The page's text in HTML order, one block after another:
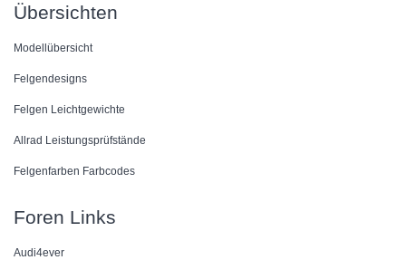
Übersichten
Modellübersicht
Felgendesigns
Felgen Leichtgewichte
Allrad Leistungsprüfstände
Felgenfarben Farbcodes
Foren Links
Audi4ever